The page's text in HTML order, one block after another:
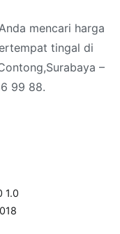
mencari harga
tingal di
–
99 88.
1.0